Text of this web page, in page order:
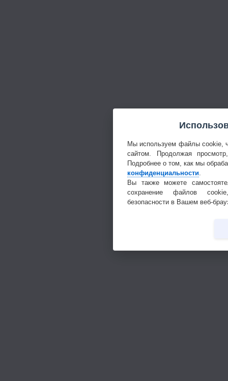
Мы используем файлы cookie,
сайтом. Продолжая
Подробнее о том, как мы
конфиденциальности
Вы также можете
сохранение файлов
безопасности в Вашем веб-